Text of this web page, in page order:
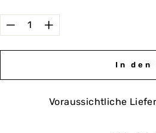
− +
In den
Voraussichtliche